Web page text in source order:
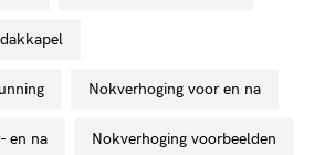
nokverhoging voor en na
en na nokverhoging voorbeelden